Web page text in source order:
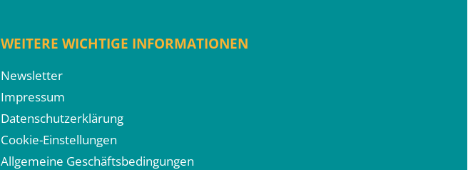
WEITERE WICHTIGE INFORMATIONEN
Newsletter
Impressum
Datenschutzerklärung
Cookie-Einstellungen
Allgemeine Geschäftsbedingungen